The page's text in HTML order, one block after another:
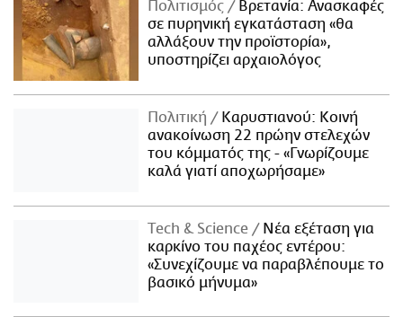
Πολιτισμός
Βρετανία: Ανασκαφές
σε πυρηνική εγκατάσταση «θα
αλλάξουν την προϊστορία»,
υποστηρίζει αρχαιολόγος
Πολιτική
Καρυστιανού: Κοινή
ανακοίνωση 22 πρώην στελεχών
του κόμματός της - «Γνωρίζουμε
καλά γιατί αποχωρήσαμε»
Τech & Science
Νέα εξέταση για
καρκίνο του παχέος εντέρου:
«Συνεχίζουμε να παραβλέπουμε το
βασικό μήνυμα»